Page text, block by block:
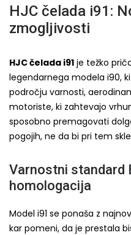
HJC čelada i91:
zmogljivosti
HJC čelada i91 je težko
legendarnega modela i90,
področju varnosti,
motoriste, ki zahtevajo
sposobno premagovati
pogojih, ne da bi pri tem
Varnostni standard
homologacija
Model i91 se ponaša z
kar pomeni, da je prestala